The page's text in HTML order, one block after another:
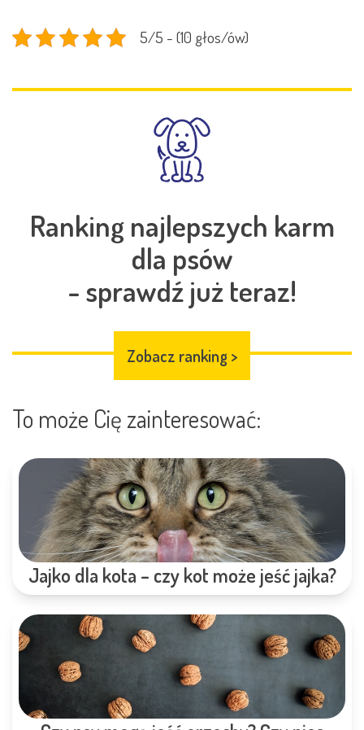
5/5 - (10 głos/ów)
Ranking najlepszych karm
dla psów
- sprawdź już teraz!
Zobacz ranking >
To może Cię zainteresować:
Jajko dla kota – czy kot może jeść jajka?